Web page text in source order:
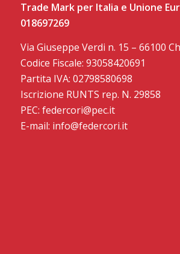
Trade Mark per Italia e Unione
018697269
Via Giuseppe Verdi n. 15 – 66100
Codice Fiscale: 93058420691
Partita IVA: 02798580698
Iscrizione RUNTS rep. N. 29858
PEC: federcori@pec.it
E-mail: info@federcori.it